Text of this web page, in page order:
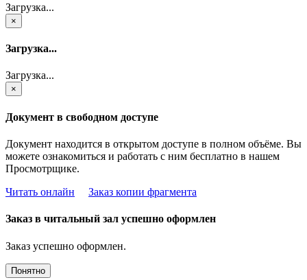
Загрузка...
×
Загрузка...
Загрузка...
×
Документ в свободном доступе
Документ находится в открытом доступе в полном объёме. Вы
можете ознакомиться и работать с ним бесплатно в нашем
Просмотрщике.
Читать онлайн
Заказ копии фрагмента
Заказ в читальный зал успешно оформлен
Заказ успешно оформлен.
Понятно